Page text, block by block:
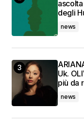
degli
news
Uk.
più da
news